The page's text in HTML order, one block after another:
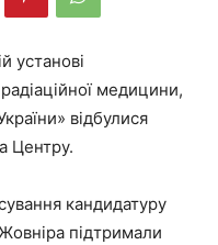
установі
медицини,
відбулися
Центру.
кандидатуру
підтримали